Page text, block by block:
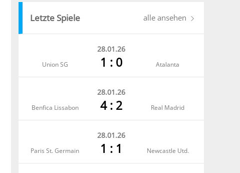
Letzte Spiele alle ansehen
28.01.26
Union SG 1 : 0 Atalanta
28.01.26
Benfica Lissabon 4 : 2 Real Madrid
28.01.26
Paris St. Germain 1 : 1 Newcastle Utd.